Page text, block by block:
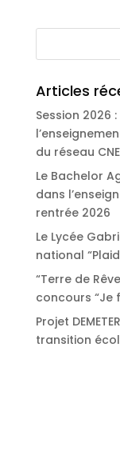
Articles
Session 2026
du réseau
Le Bachelor
dans
rentrée 2026
Le Lycée
national
“Terre de
concours “Je
Projet
transition